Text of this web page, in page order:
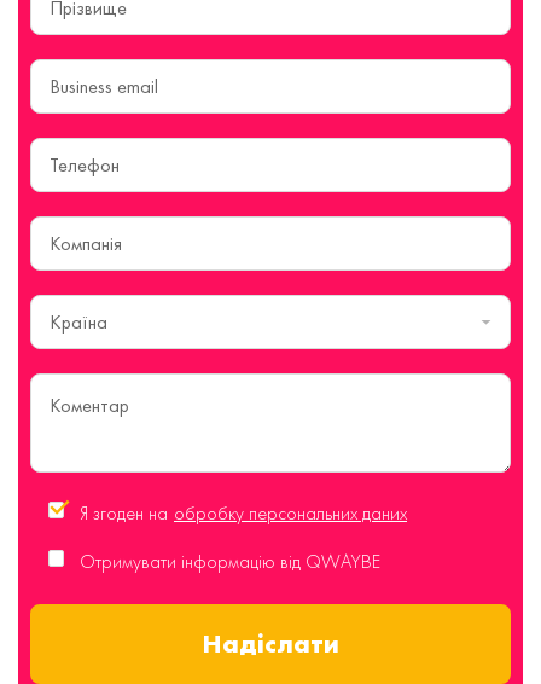
Країна
Я згоден на обробку персональних даних
Отримувати інформацію від QWAYBE
Надіслати